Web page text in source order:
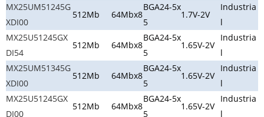
MX25UM51245G
XDI00
512Mb 64Mbx8
BGA24-5x
5
1.7V-2V
Industria
l
MX25U51245GX
DI54
512Mb 64Mbx8
BGA24-5x
5
1.65V-2V
Industria
l
MX25UM51345G
XDI00
512Mb 64Mbx8
BGA24-5x
5
1.65V-2V
Industria
l
MX25U51245GX
DI00
512Mb 64Mbx8
BGA24-5x
5
1.65V-2V
Industria
l